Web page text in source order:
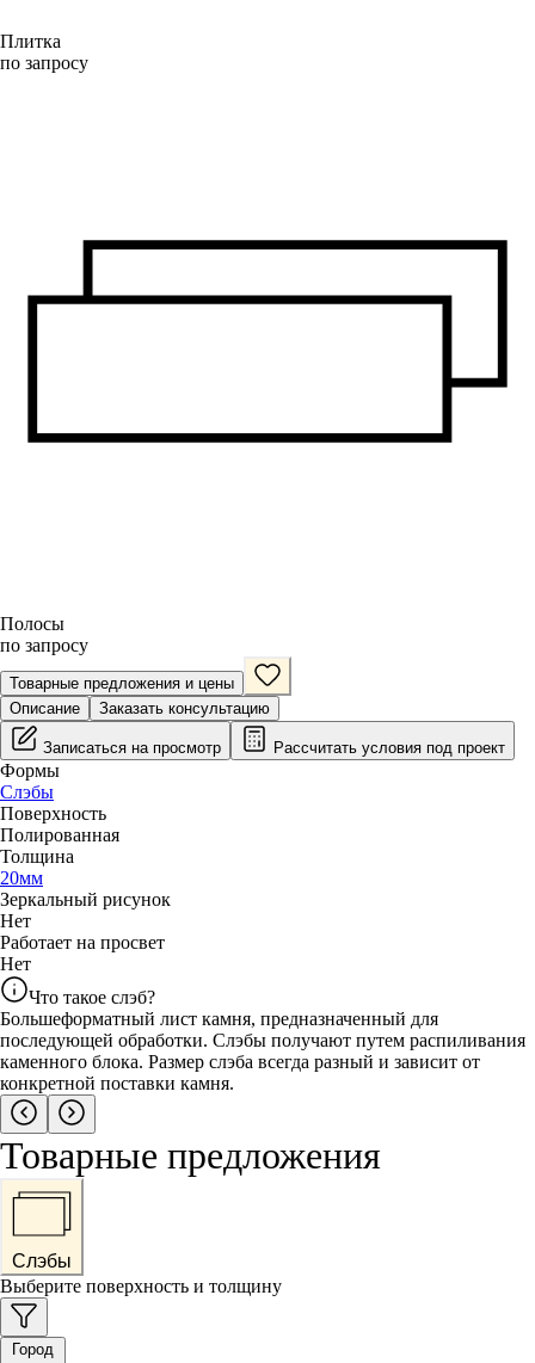
Плитка
по запросу
Полосы
по запросу
Товарные предложения и цены
Описание
Заказать консультацию
Записаться на просмотр Рассчитать условия под проект
Формы
Слэбы
Поверхность
Полированная
Толщина
20мм
Зеркальный рисунок
Нет
Работает на просвет
Нет
Что такое слэб?
Большеформатный лист камня, предназначенный для
последующей обработки. Слэбы получают путем распиливания
каменного блока. Размер слэба всегда разный и зависит от
конкретной поставки камня.
Товарные предложения
Слэбы
Выберите поверхность и толщину